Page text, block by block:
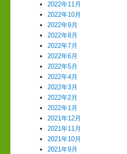
2022年11月
2022年10月
2022年9月
2022年8月
2022年7月
2022年6月
2022年5月
2022年4月
2022年3月
2022年2月
2022年1月
2021年12月
2021年11月
2021年10月
2021年9月